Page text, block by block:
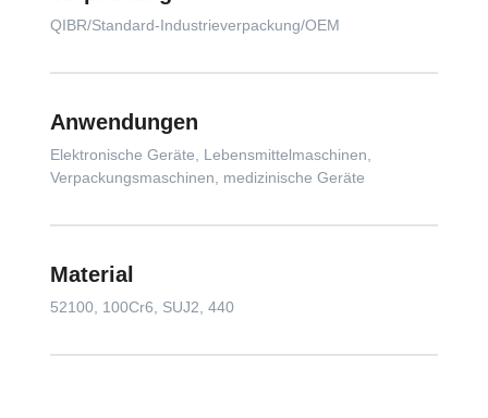
QIBR/Standard-Industrieverpackung/OEM
Anwendungen
Elektronische Geräte, Lebensmittelmaschinen,
Verpackungsmaschinen, medizinische Geräte
Material
52100, 100Cr6, SUJ2, 440